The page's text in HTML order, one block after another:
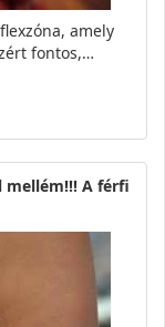
amely
fontos,…
mellém!!! A férfi